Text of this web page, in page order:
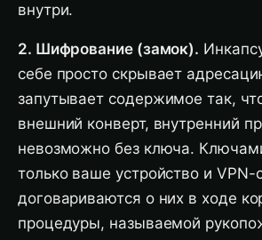
внутри.
2. Шифрование (замок).
себе просто скрывает
запутывает содержимое так,
внешний конверт, внутренний
невозможно без ключа.
только ваше устройство и
договариваются о них в ходе
процедуры, называемой